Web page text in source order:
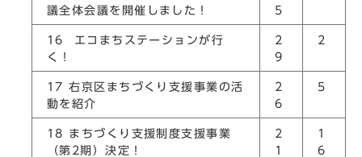
議全体会議を開催しました！
5
16 エコまちステーションが行
く！
2
9
2
17 右京区まちづくり支援事業の活
動を紹介
2
6
5
18 まちづくり支援制度支援事業
（第2期）決定！
2
1
1
6